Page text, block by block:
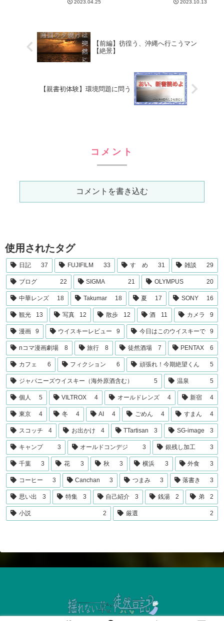
2023.04.25
大敵。一週間短すぎ……つまる
2023.10.13
【前編】彷徨う、沖縄へ行こうマン
【絶景】
【親書初体験】環境問題に問う
コメント
コメントを書き込む
使用されたタグ
日記 37 FUJIFILM 33 すゝめ 31 雑談 29
ブログ 22 SIGMA 21 OLYMPUS 20
中華レンズ 18 Takumar 18 夏 17 SONY 16
観光 13 写真 12 散歩 12 酒 11 カメラ 9
漫画 9 ウイスキーレビュー 9 今日はこのウイスキーで 9
nコマ漫画劇場 8 旅行 8 徒然酒場 7 PENTAX 6
カフェ 6 フィクション 6 頑張れ！今期絶望くん 5
ジャパニーズウイスキー（海外原酒含む） 5 温泉 5
個人 5 VILTROX 4 オールドレンズ 4 新宿 4
東京 4 冬 4 AI 4 ごめん 4 すまん 4
スコッチ 4 お出かけ 4 TTartisan 3 SG-image 3
キャンプ 3 オールドコンデジ 3 銀残し加工 3
千葉 3 花 3 秋 3 横浜 3 外食 3
コーヒー 3 Canchan 3 つまみ 3 落書き 3
思い出 3 特集 3 自己紹介 3 銭湯 2 弟 2
小説 2 厳選 2